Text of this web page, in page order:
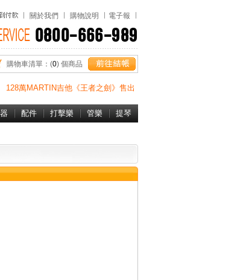
關於我們 購物說明 電子報
購物車清單：(0) 個商品
128萬MARTIN吉他《王者之劍》售出
配件 打擊樂 管樂 提琴